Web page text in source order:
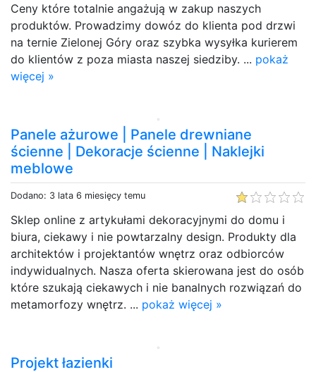
Ceny które totalnie angażują w zakup naszych
produktów. Prowadzimy dowóz do klienta pod drzwi
na ternie Zielonej Góry oraz szybka wysyłka kurierem
do klientów z poza miasta naszej siedziby. ... pokaż
więcej »
Panele ażurowe | Panele drewniane
ścienne | Dekoracje ścienne | Naklejki
meblowe
Dodano: 3 lata 6 miesięcy temu
Sklep online z artykułami dekoracyjnymi do domu i
biura, ciekawy i nie powtarzalny design. Produkty dla
architektów i projektantów wnętrz oraz odbiorców
indywidualnych. Nasza oferta skierowana jest do osób
które szukają ciekawych i nie banalnych rozwiązań do
metamorfozy wnętrz. ... pokaż więcej »
Projekt łazienki